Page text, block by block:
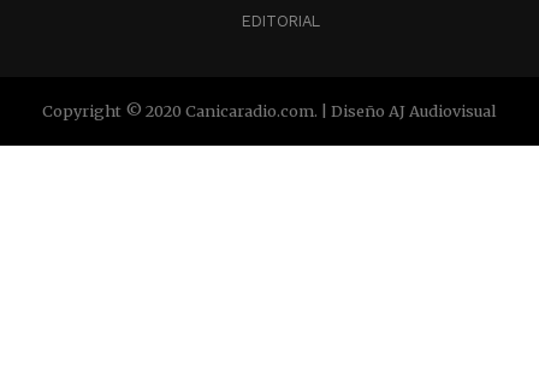
EDITORIAL
Copyright © 2020 Canicaradio.com. | Diseño AJ Audiovisual